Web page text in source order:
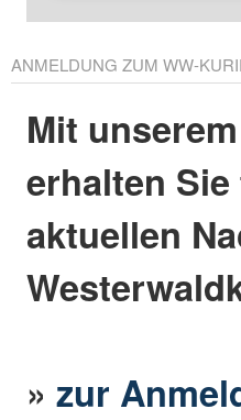
ANMELDUNG ZUM WW-
Mit
erhalten
aktuellen
»zur